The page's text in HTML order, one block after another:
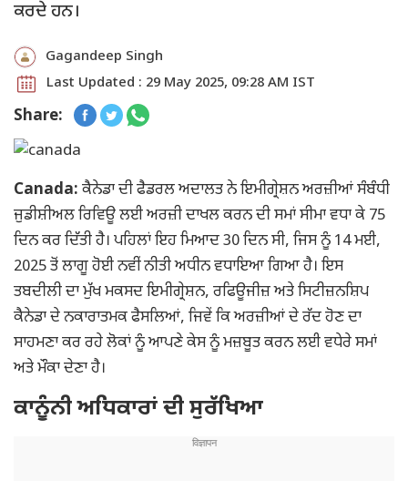
ਕਰਦੇ ਹਨ।
Gagandeep Singh
Last Updated : 29 May 2025, 09:28 AM IST
Share:
Canada: ਕੈਨੇਡਾ ਦੀ ਫੈਡਰਲ ਅਦਾਲਤ ਨੇ ਇਮੀਗ੍ਰੇਸ਼ਨ ਅਰਜ਼ੀਆਂ ਸੰਬੰਧੀ
ਜੁਡੀਸ਼ੀਅਲ ਰਿਵਿਊ ਲਈ ਅਰਜ਼ੀ ਦਾਖਲ ਕਰਨ ਦੀ ਸਮਾਂ ਸੀਮਾ ਵਧਾ ਕੇ 75
ਦਿਨ ਕਰ ਦਿੱਤੀ ਹੈ। ਪਹਿਲਾਂ ਇਹ ਮਿਆਦ 30 ਦਿਨ ਸੀ, ਜਿਸ ਨੂੰ 14 ਮਈ,
2025 ਤੋਂ ਲਾਗੂ ਹੋਈ ਨਵੀਂ ਨੀਤੀ ਅਧੀਨ ਵਧਾਇਆ ਗਿਆ ਹੈ। ਇਸ
ਤਬਦੀਲੀ ਦਾ ਮੁੱਖ ਮਕਸਦ ਇਮੀਗ੍ਰੇਸ਼ਨ, ਰਫਿਊਜੀਜ਼ ਅਤੇ ਸਿਟੀਜ਼ਨਸ਼ਿਪ
ਕੈਨੇਡਾ ਦੇ ਨਕਾਰਾਤਮਕ ਫੈਸਲਿਆਂ, ਜਿਵੇਂ ਕਿ ਅਰਜ਼ੀਆਂ ਦੇ ਰੱਦ ਹੋਣ ਦਾ
ਸਾਹਮਣਾ ਕਰ ਰਹੇ ਲੋਕਾਂ ਨੂੰ ਆਪਣੇ ਕੇਸ ਨੂੰ ਮਜ਼ਬੂਤ ਕਰਨ ਲਈ ਵਧੇਰੇ ਸਮਾਂ
ਅਤੇ ਮੌਕਾ ਦੇਣਾ ਹੈ।
ਕਾਨੂੰਨੀ ਅਧਿਕਾਰਾਂ ਦੀ ਸੁਰੱਖਿਆ